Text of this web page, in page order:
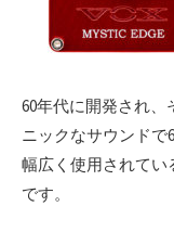
60年代に開発され、
ニックなサウンドで
幅広く使用されてい
です。